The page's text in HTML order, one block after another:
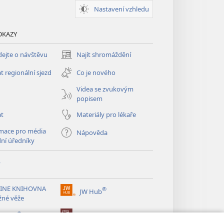
Nastavení vzhledu
o návštěvu Najít shromáždění
(otevřeno
nové
okno)
regionální sjezd
Co je nového
Videa se zvukovým
popisem
Materiály pro lékaře
pro média
úředníky
Nápověda
KNIHOVNA
věže
JW Hub®
(otevřeno
okno)
®